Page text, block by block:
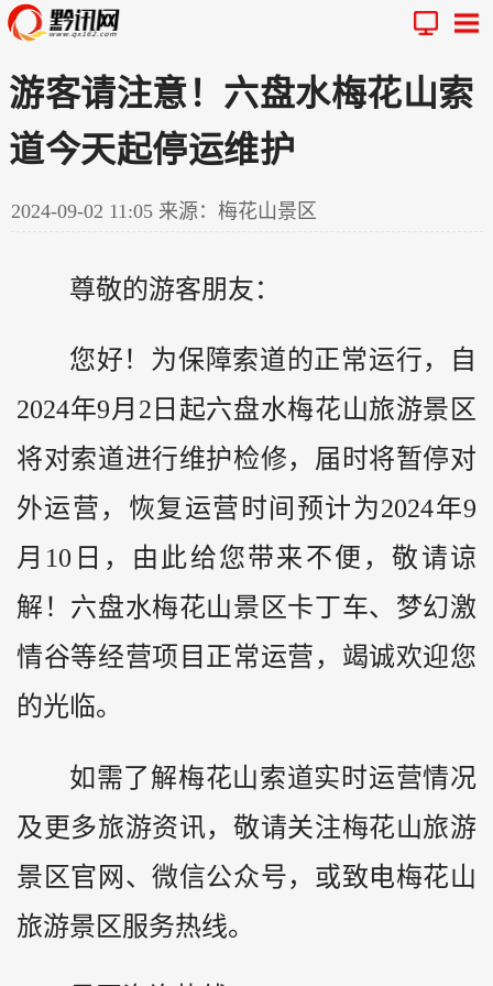
游客请注意！六盘水梅花山索
道今天起停运维护
2024-09-02 11:05 来源：梅花山景区
尊敬的游客朋友：
您好！为保障索道的正常运行，自
2024年9月2日起六盘水梅花山旅游景区
将对索道进行维护检修，届时将暂停对
外运营，恢复运营时间预计为2024年9
月10日，由此给您带来不便，敬请谅
解！六盘水梅花山景区卡丁车、梦幻激
情谷等经营项目正常运营，竭诚欢迎您
的光临。
如需了解梅花山索道实时运营情况
及更多旅游资讯，敬请关注梅花山旅游
景区官网、微信公众号，或致电梅花山
旅游景区服务热线。